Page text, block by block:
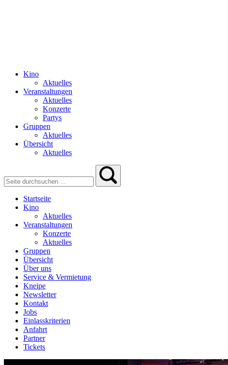
Kino
Aktuelles
Veranstaltungen
Aktuelles
Konzerte
Partys
Gruppen
Aktuelles
Übersicht
Aktuelles
Startseite
Kino
Aktuelles
Veranstaltungen
Konzerte
Aktuelles
Gruppen
Übersicht
Über uns
Service & Vermietung
Kneipe
Newsletter
Kontakt
Jobs
Einlasskriterien
Anfahrt
Partner
Tickets